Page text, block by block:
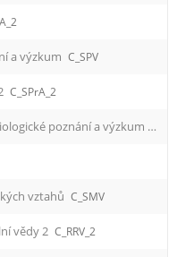
a výzkum C_SPV
C_SPrA_2
C_Soc_SPV Sociologie, Sociologické poznání a výzkum
vztahů C_SMV
vědy 2 C_RRV_2